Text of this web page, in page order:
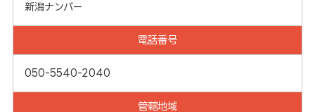
新潟ナンバー
電話番号
050-5540-2040
管轄地域